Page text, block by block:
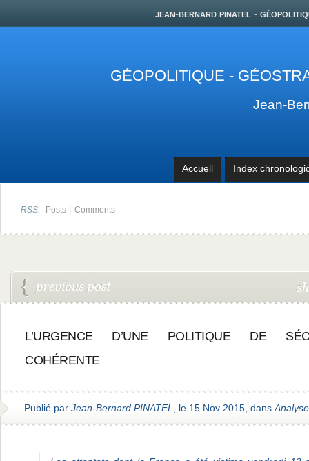
jean-bernard pinatel -
GÉOPOLITIQUE -
Jean-
Accueil Index
RSS: Posts | Comments
L’URGENCE D’UNE POLITIQUE DE
COHÉRENTE
Publié par Jean-Bernard PINATEL , le 15 Nov 2015, dans